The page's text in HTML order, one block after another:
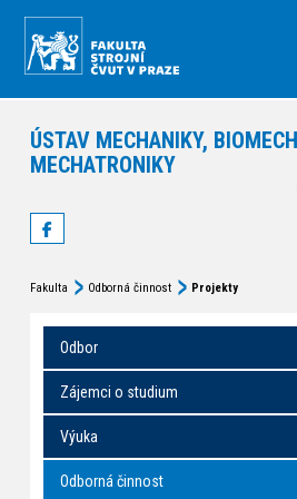
ÚSTAV MECHANIKY,
MECHATRONIKY
Fakulta Odborná činnost Projekty
Odbor
Zájemci o studium
Výuka
Odborná činnost